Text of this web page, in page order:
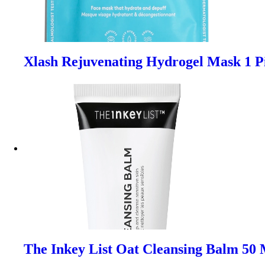
Xlash Rejuvenating Hydrogel Mask 1
The Inkey List Oat Cleansing Balm 50